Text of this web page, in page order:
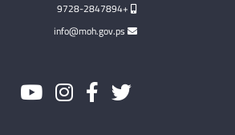
+9728-2847894